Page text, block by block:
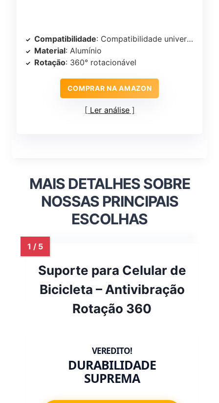
Compatibilidade: Compatibilidade universal
Material: Alumínio
Rotação: 360° rotacionável
COMPRAR NA AMAZON
Ler análise
MAIS DETALHES SOBRE
NOSSAS PRINCIPAIS
ESCOLHAS
Suporte para Celular de
Bicicleta – Antivibração
Rotação 360
DURABILIDADE
SUPREMA